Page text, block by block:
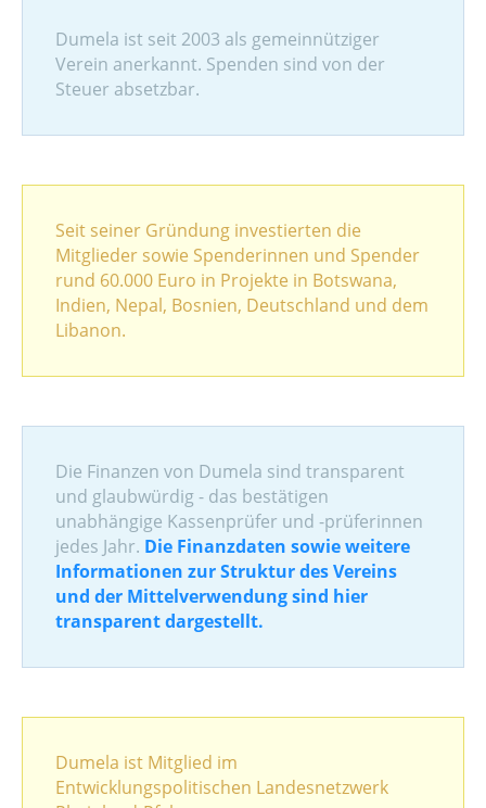
Dumela ist seit 2003 als gemeinnütziger
Verein anerkannt. Spenden sind von der
Steuer absetzbar.
Seit seiner Gründung investierten die
Mitglieder sowie Spenderinnen und Spender
rund 60.000 Euro in Projekte in Botswana,
Indien, Nepal, Bosnien, Deutschland und dem
Libanon.
Die Finanzen von Dumela sind transparent
und glaubwürdig - das bestätigen
unabhängige Kassenprüfer und -prüferinnen
jedes Jahr. Die Finanzdaten sowie weitere
Informationen zur Struktur des Vereins
und der Mittelverwendung sind hier
transparent dargestellt.
Dumela ist Mitglied im
Entwicklungspolitischen Landesnetzwerk